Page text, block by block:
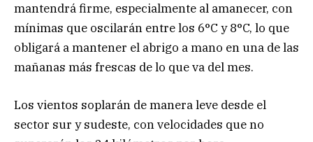
mantendrá firme, especialmente al amanecer, con
mínimas que oscilarán entre los 6°C y 8°C, lo que
obligará a mantener el abrigo a mano en una de las
mañanas más frescas de lo que va del mes.
Los vientos soplarán de manera leve desde el
sector sur y sudeste, con velocidades que no